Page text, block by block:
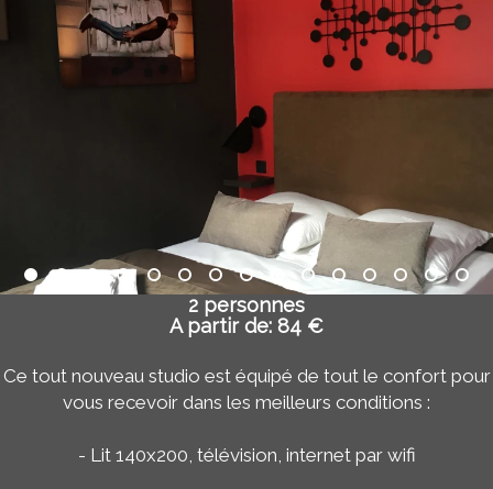
2 personnes
A partir de: 84 €
Ce tout nouveau studio est équipé de tout le confort pour
vous recevoir dans les meilleurs conditions :
- Lit 140x200, télévision, internet par wifi